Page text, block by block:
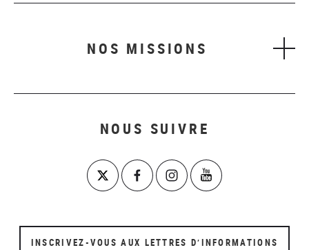
NOS MISSIONS
NOUS SUIVRE
INSCRIVEZ-VOUS AUX LETTRES D’INFORMATIONS